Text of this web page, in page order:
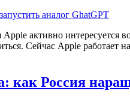
Apple активно
Сейчас Apple
как Россия